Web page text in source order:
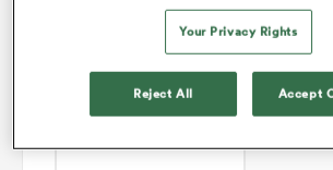
Your Privacy Rights
Reject All Accept